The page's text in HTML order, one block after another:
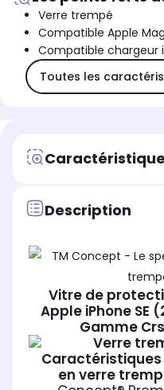
Verre trempé
Compatible Apple
Compatible chargeur
Toutes les
Description
Vitre de
Apple iPhone SE
Gamme
en verre